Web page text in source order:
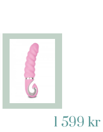
1 599 kr